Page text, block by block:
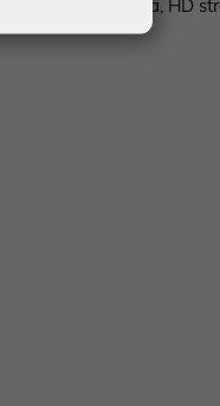
interneta, HD